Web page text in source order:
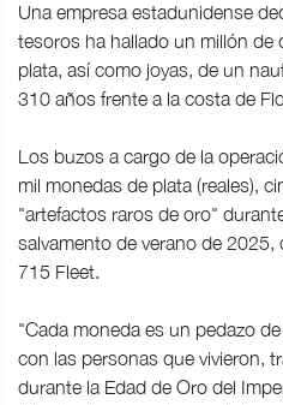
Una empresa estadunidense
tesoros ha hallado un millón de
plata, así como joyas, de un
310 años frente a la costa de
Los buzos a cargo de la
mil monedas de plata (reales),
"artefactos raros de oro"
salvamento de verano de
715 Fleet.
"Cada moneda es un pedazo
con las personas que vivieron,
durante la Edad de Oro del